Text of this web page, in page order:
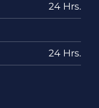
24 Hrs.
24 Hrs.